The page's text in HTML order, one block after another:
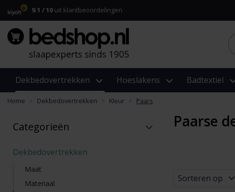
9.1 / 10 uit klantbeoordelingen
Dekbedovertrekken Hoeslakens Badtextiel
Home Dekbedovertrekken Kleur Paars
Categorieën
Dekbedovertrekken
Maat
Materiaal
Paarse
Sorteren op